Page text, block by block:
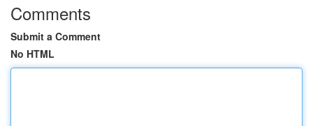
Comments
Submit a Comment
No HTML